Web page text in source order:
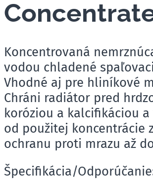
Koncentrovaná
vodou chladené
Vhodné aj pre hliníkové
Chráni radiátor pred
koróziou a kalcifikáciou
od použitej koncentrácie
ochranu proti mrazu až
Špecifikácia/